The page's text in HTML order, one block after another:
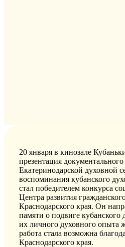
20 января в кинозале
презентация
Екатеринодарской духовной
воспоминания кубанского
стал победителем конкурса
Центра развития
Краснодарского края. Он
памяти о подвиге кубанского
их личного духовного опыта
работа стала возможна
Краснодарского края.